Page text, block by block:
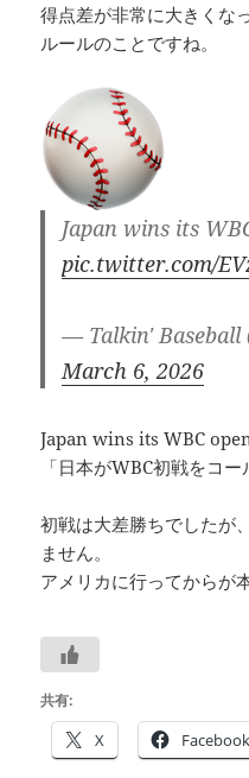
得点差が非常に大きくな
ルールのことですね。
Japan wins its
pic.twitter.com/
— Talkin' Baseball
March 6, 2026
Japan wins its WBC
「日本がWBC初戦をコー
初戦は大差勝ちでしたが
ません。
アメリカに行ってからが
共有:
X Facebook